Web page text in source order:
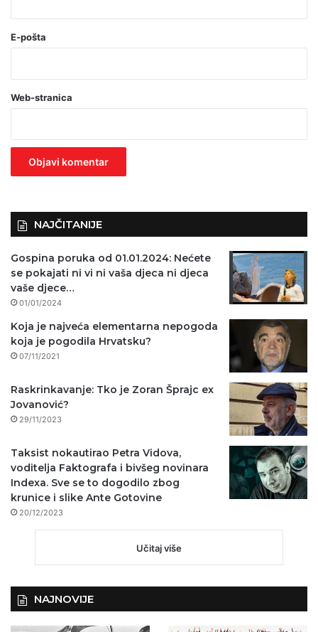
o
a
v
z
E-pošta
Web-stranica
NAJČITANIJE
Gospina poruka od 01.01.2024: Nećete
se pokajati ni vi ni vaša djeca ni djeca
vaše djece…
01/01/2024
Koja je najveća elementarna nepogoda
koja je pogodila Hrvatsku?
07/11/2021
Raskrinkavanje: Tko je Zoran Šprajc ex
Jovanović?
29/11/2023
Taksist nokautirao Petra Vidova,
voditelja Faktografa i bivšeg novinara
Indexa. Sve se to dogodilo zbog
krunice i slike Ante Gotovine
20/12/2023
Učitaj više
NAJNOVIJE